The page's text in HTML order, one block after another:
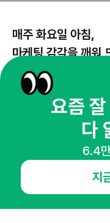
매주 화요일 아침,
마케팅 감각을 깨워
뉴스레터 구독하기
NHN AD
오픈애즈란
요즘
다
6.4
지